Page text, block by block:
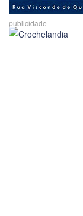
publicidade